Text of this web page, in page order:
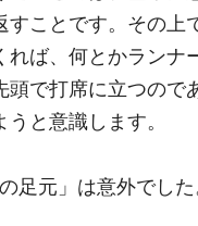
すことです。その上
れば、何とかランナ
頭で打席に立つので
と意識します。
足元」は意外でした